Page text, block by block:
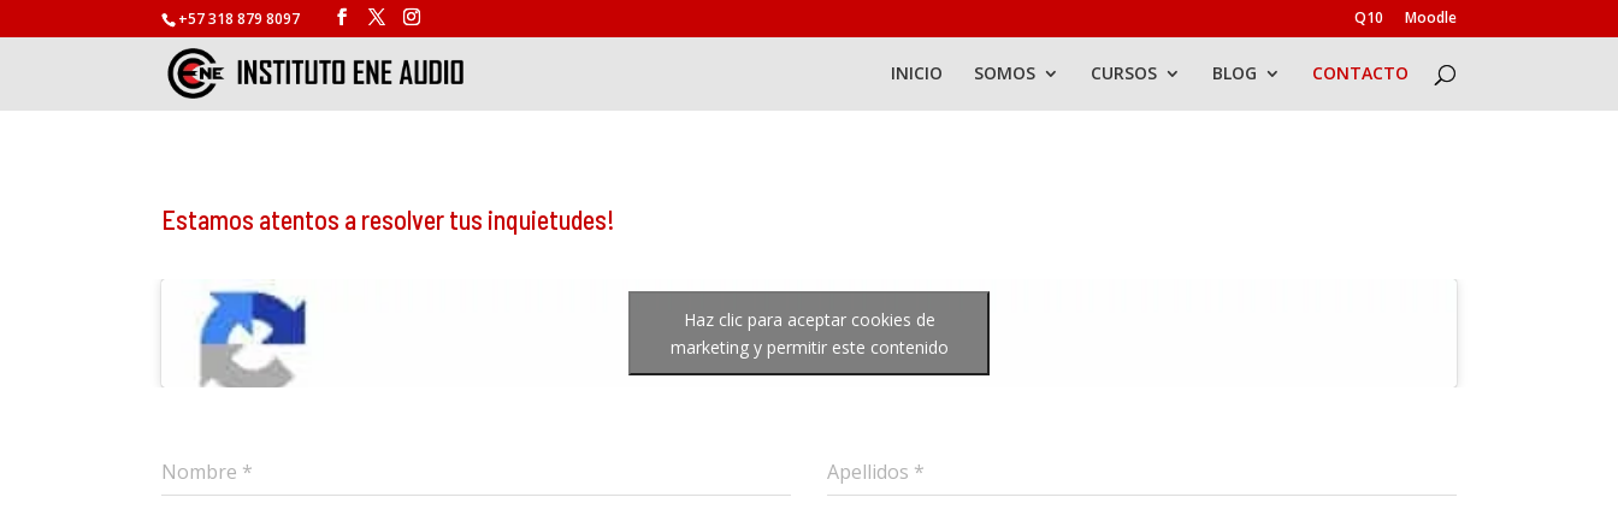
+57 318 879 8097 Q10 Moodle
INICIO SOMOS CURSOS BLOG CONTACTO
Estamos atentos a resolver tus inquietudes!
Haz clic para aceptar cookies de
marketing y permitir este contenido
Nombre * Apellidos *